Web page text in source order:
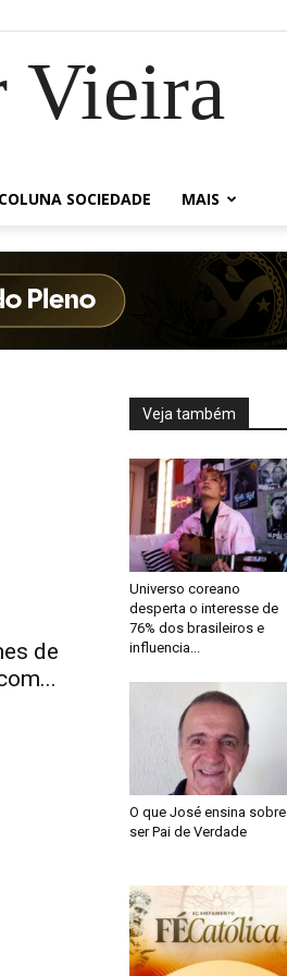
Vieira
COLUNA SOCIEDADE MAIS
de
Veja também
Universo coreano
desperta o interesse de
76% dos brasileiros e
influencia...
O que José ensina sobre
ser Pai de Verdade